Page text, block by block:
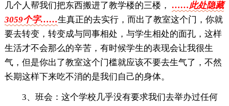
几个人帮我们把东西搬进了教学楼的三楼， ……此处隐藏
3059个字……生真正的去实行，而出了教室这个门，你就
要去转变，转变成与同事相处，与学生相处的面孔，这样
生活才不会那么的辛苦，有时候学生的表现会让我很生
气，但是你出了教室这个门槛就应该不要去生气了，不然
长期这样下来吃不消的是我们自己的身体。
3、班会：这个学校几乎没有要求我们去举办过任何